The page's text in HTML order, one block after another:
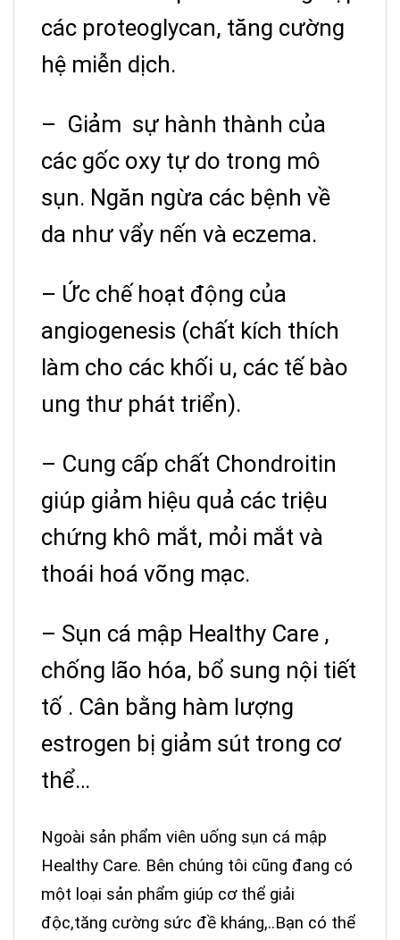
các proteoglycan, tăng cường
hệ miễn dịch.
– Giảm sự hành thành của
các gốc oxy tự do trong mô
sụn. Ngăn ngừa các bệnh về
da như vẩy nến và eczema.
– Ức chế hoạt động của
angiogenesis (chất kích thích
làm cho các khối u, các tế bào
ung thư phát triển).
– Cung cấp chất Chondroitin
giúp giảm hiệu quả các triệu
chứng khô mắt, mỏi mắt và
thoái hoá võng mạc.
– Sụn cá mập Healthy Care ,
chống lão hóa, bổ sung nội tiết
tố . Cân bằng hàm lượng
estrogen bị giảm sút trong cơ
thể…
Ngoài sản phẩm viên uống sụn cá mập
Healthy Care. Bên chúng tôi cũng đang có
một loại sản phẩm giúp cơ thể giải
độc,tăng cường sức đề kháng,..Bạn có thể